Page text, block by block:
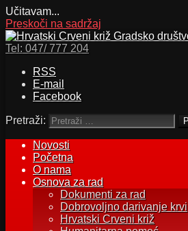
Učitavam...
Preskoči na sadržaj
Tel: 047/ 777 204
RSS
E-mail
Facebook
Pretraži:
Novosti
Početna
O nama
Osnova za rad
Dokumenti za rad
Dobrovoljno darivanje krvi
Hrvatski Crveni križ